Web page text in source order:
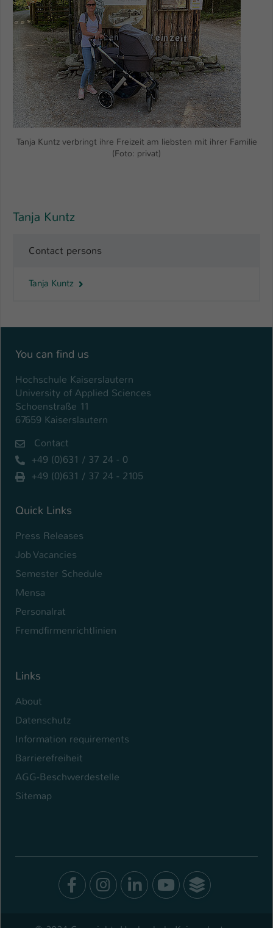
Tanja Kuntz verbringt ihre Freizeit am liebsten mit ihrer Familie
(Foto: privat)
Tanja Kuntz
Contact persons
Tanja Kuntz
You can find us
Hochschule Kaiserslautern
University of Applied Sciences
Schoenstraße 11
67659 Kaiserslautern
Contact
+49 (0)631 / 37 24 - 0
+49 (0)631 / 37 24 - 2105
Quick Links
Press Releases
Job Vacancies
Semester Schedule
Mensa
Personalrat
Fremdfirmenrichtlinien
Links
About
Datenschutz
Information requirements
Barrierefreiheit
AGG-Beschwerdestelle
Sitemap
Facebook
Instagram
LinkedIn
Youtube